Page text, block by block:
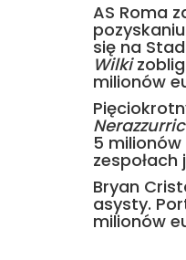
AS Roma
się na
Wilki
milionów
5 milionów
Bryan
asysty.
milionów